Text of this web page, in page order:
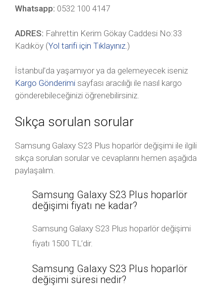
Whatsapp: 0532 100 4147
ADRES: Fahrettin Kerim Gökay Caddesi No:33
Kadıköy (Yol tarifi için Tıklayınız.)
İstanbul’da yaşamıyor ya da gelemeyecek iseniz
Kargo Gönderimi sayfası aracılığı ile nasıl kargo
gönderebileceğinizi öğrenebilirsiniz.
Sıkça sorulan sorular
Samsung Galaxy S23 Plus hoparlör değişimi ile ilgili
sıkça sorulan sorular ve cevaplarını hemen aşağıda
paylaşalım.
Samsung Galaxy S23 Plus hoparlör
değişimi fiyatı ne kadar?
Samsung Galaxy S23 Plus hoparlör değişimi
fiyatı 1500 TL’dir.
Samsung Galaxy S23 Plus hoparlör
değişimi süresi nedir?